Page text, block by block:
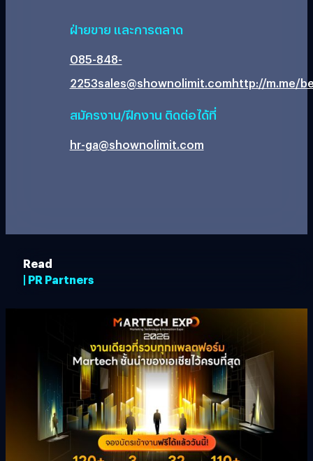
ฝ่ายขาย และการตลาด
085-848-
2253sales@shownolimit.comhttp://m.me/
สมัครงาน/ฝึกงาน ติดต่อได้ที่
hr-ga@shownolimit.com
Read
| PR Partners